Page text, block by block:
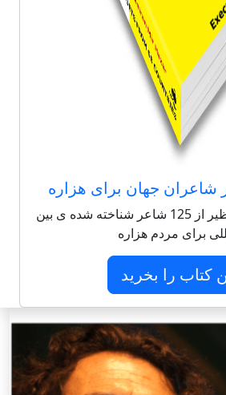
شاعران جهان برای هزاره
مجموعه شعر بی نظیر از 125 شاعر شناخته شده ی بین
برای مردم هزاره
کتاب را بخرید